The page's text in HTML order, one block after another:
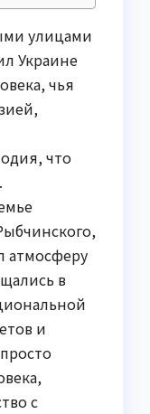
улицами
Украине
чья
что
атмосферу
в
и
с